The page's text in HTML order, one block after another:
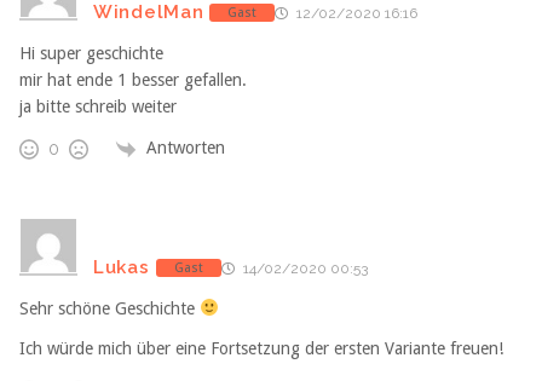
WindelMan Gast 12/02/2020 16:16
Hi super geschichte
mir hat ende 1 besser gefallen.
ja bitte schreib weiter
0 Antworten
Lukas Gast 14/02/2020 00:53
Sehr schöne Geschichte
Ich würde mich über eine Fortsetzung der ersten Variante freuen!